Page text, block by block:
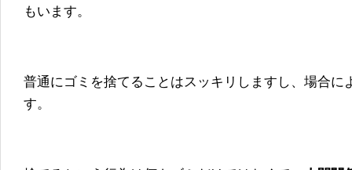
もいます。
普通にゴミを捨てることはスッキリしますし、場合に
す。